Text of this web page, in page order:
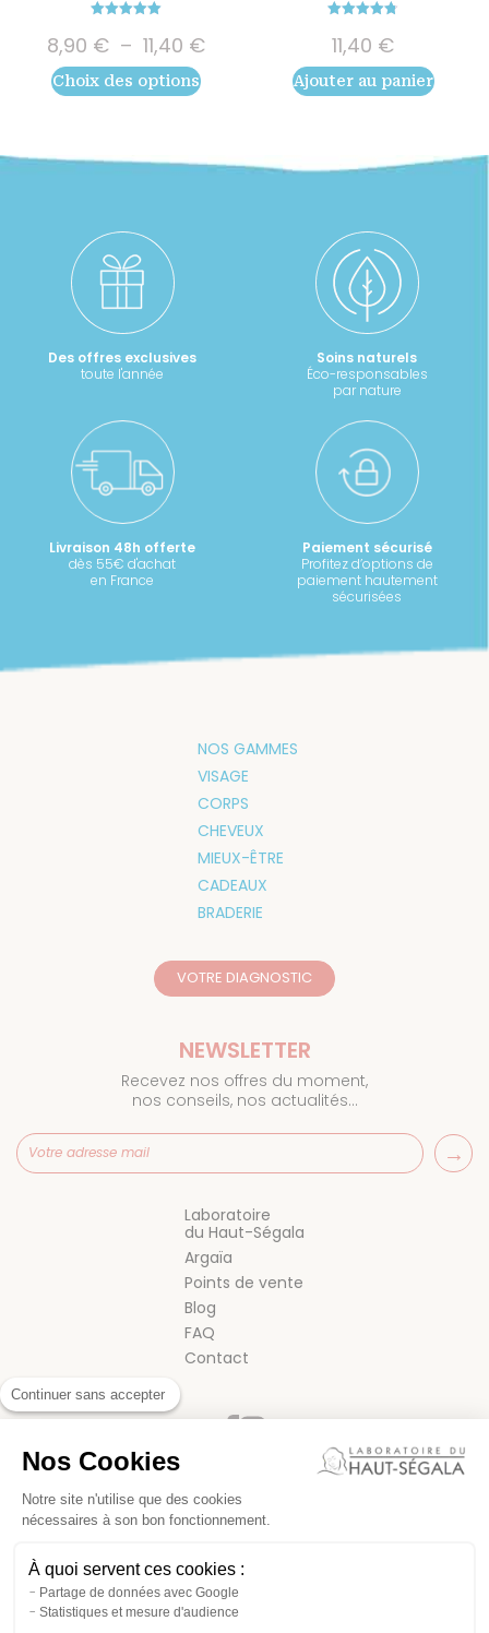
out of 5
8,90 € – 11,40 €Plage
Choix des options
Les
options
peuvent
être
du
produit
out of 5
11,40 €
Ajouter au panier
Des offres exclusives
toute l'année
Soins naturels
Éco-responsables
par nature
Livraison 48h offerte
dès 55€ d'achat
en France
Paiement sécurisé
Profitez d’options de
paiement hautement
sécurisées
VOTRE DIAGNOSTIC
NOS GAMMES
VISAGE
CORPS
CHEVEUX
MIEUX-ÊTRE
CADEAUX
BRADERIE
Laboratoire
du Haut-Ségala
Argaïa
Points de vente
Blog
FAQ
Contact
NEWSLETTER
Recevez nos offres du moment,
nos conseils, nos actualités…
MENTIONS LÉGALES
Continuer sans accepter
Nos Cookies
Notre site n'utilise que des cookies
nécessaires à son bon fonctionnement.
À quoi servent ces cookies :
Partage de données avec Google
Statistiques et mesure d'audience